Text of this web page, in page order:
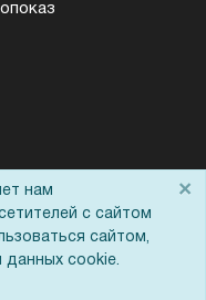
нам
с сайтом
сайтом,
данных cookie.
×